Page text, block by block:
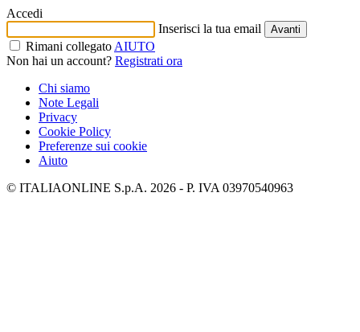
Accedi
Inserisci la tua email
Avanti
Rimani collegato AIUTO
Non hai un account? Registrati ora
Chi siamo
Note Legali
Privacy
Cookie Policy
Preferenze sui cookie
Aiuto
© ITALIAONLINE S.p.A. 2026 - P. IVA 03970540963